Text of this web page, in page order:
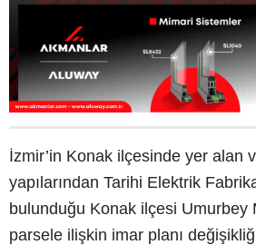
İzmir’in Konak ilçesinde yer alan
yapılarından Tarihi Elektrik
bulunduğu Konak ilçesi Umurbey
parsele ilişkin imar planı